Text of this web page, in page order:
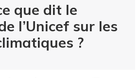
que dit le
l’Unicef sur les
?